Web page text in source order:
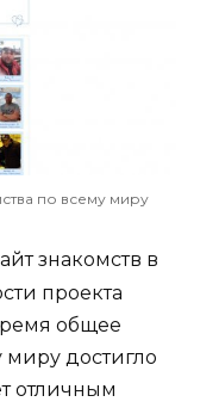
по всему миру
знакомств в
проекта
общее
миру достигло
отличным